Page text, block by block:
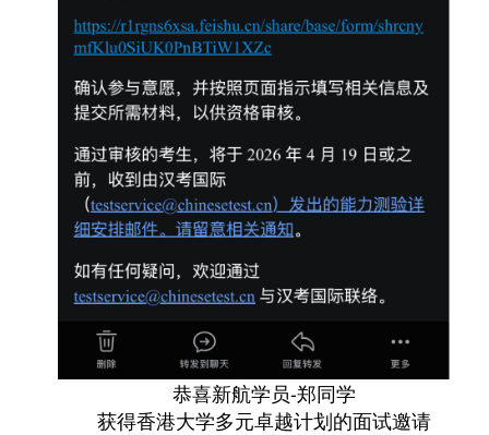
恭喜新航学员-郑同学
获得香港大学多元卓越计划的面试邀请